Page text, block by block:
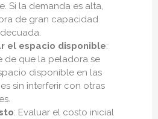
Si la demanda es alta,
de gran capacidad
el espacio disponible:
de que la peladora se
disponible en las
sin interferir con otras
: Evaluar el costo inicial